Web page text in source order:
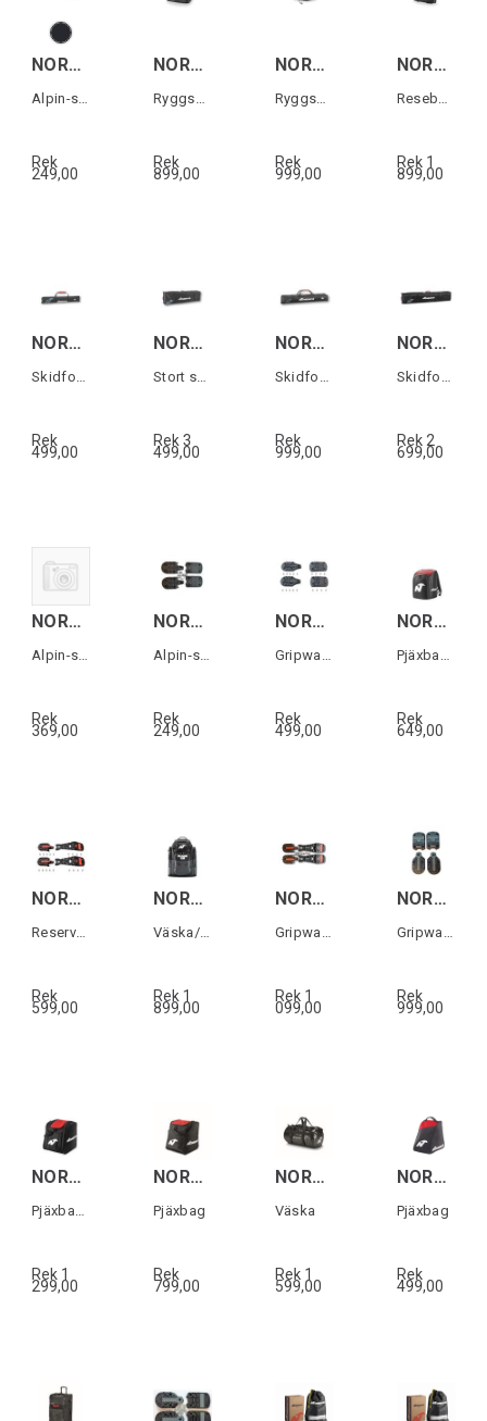
NORDICA HF/CR/ 5355 PU SOLES
Rek
249,00
NORDICA TREND BACKBAG Svart/Vit
Rek
899,00
NORDICA PRO BACKPACK Svart/Vit
Rek
999,00
NORDICA BUSINESS TROLLEY Svart/Vit
Rek 1
899,00
NORDICA SKI BAG LITE Svart/Vit/Röd
Rek
499,00
NORDICA CARGO ROLLER SKI BAG Svart/Vit
Rek 3
499,00
NORDICA SINGLE SKI BAG Svart/Vit/Röd
Rek
999,00
NORDICA DOUBLE ROLLER SKI BAG Svart/Vit
Rek 2
699,00
NORDICA HF PRO 130/105W 5355 PU SOLES
Rek
369,00
NORDICA HF PRO 5355 PU SOLES
Rek
249,00
NORDICA MACHINE LINE G/WALK (22) SOLES
Rek
499,00
NORDICA BOOT BACKPACK LITE Svart/Röd
Rek
649,00
NORDICA UNLIMITED GW PU SOLES
Reservdel Gripwalk-sulor (1 par)
Rek
599,00
NORDICA RACE XL GEAR PACK DOMME Svart
Väska/ryggsäck
Rek 1
899,00
NORDICA UNLIMITED GW MICHELIN SOLES
Gripwalk-sulor till Unlimited (1 par)
Rek 1
099,00
NORDICA HF/CR/SP.J(22) GW MICHELIN SOLES
Gripwalk-sulor till HF & Cruise (1 par)
Rek
999,00
NORDICA BOOT BACKPACK Svart/Röd
Pjäxbag/ryggsäck
Rek 1
299,00
NORDICA BOOT BAG Svart/Röd
Pjäxbag
Rek
799,00
NORDICA TRAVEL BAG 12M Svart
Väska
Rek 1
599,00
NORDICA BOOT BAG LITE Svart/Röd
Pjäxbag
Rek
499,00